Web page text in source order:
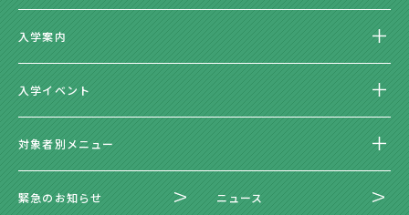
入学案内
入学イベント
対象者別メニュー
緊急のお知らせ ニュース